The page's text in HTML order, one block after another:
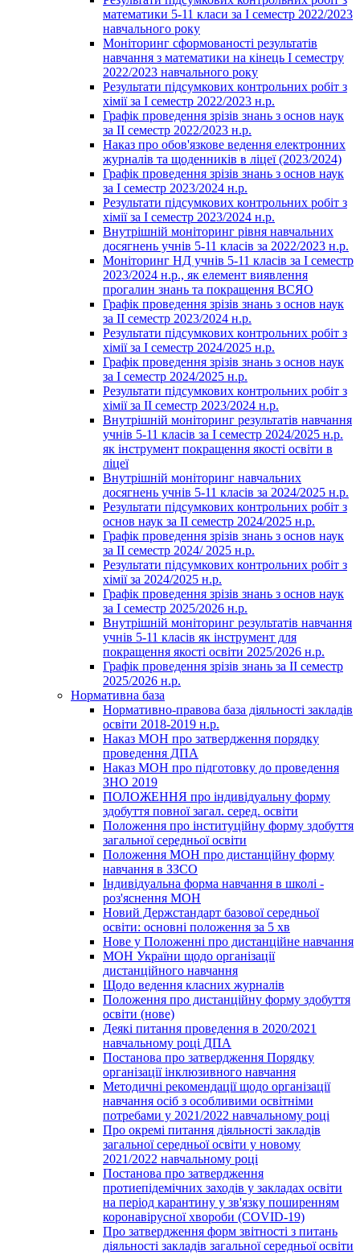
математики 5-11 класи за І семестр 2022/2023
навчального року
Моніторинг сформованості результатів
навчання з математики на кінець І семестру
2022/2023 навчального року
Результати підсумкових контрольних робіт з
хімії за І семестр 2022/2023 н.р.
Графік проведення зрізів знань з основ наук
за ІІ семестр 2022/2023 н.р.
Наказ про обов'язкове ведення електронних
журналів та щоденників в ліцеї (2023/2024)
Графік проведення зрізів знань з основ наук
за І семестр 2023/2024 н.р.
Результати підсумкових контрольних робіт з
хімії за І семестр 2023/2024 н.р.
Внутрішній моніторинг рівня навчальних
досягнень учнів 5-11 класів за 2022/2023 н.р.
Моніторинг НД учнів 5-11 класів за І семестр
2023/2024 н.р., як елемент виявлення
прогалин знань та покращення ВСЯО
Графік проведення зрізів знань з основ наук
за ІІ семестр 2023/2024 н.р.
Результати підсумкових контрольних робіт з
хімії за І семестр 2024/2025 н.р.
Графік проведення зрізів знань з основ наук
за І семестр 2024/2025 н.р.
Результати підсумкових контрольних робіт з
хімії за ІІ семестр 2023/2024 н.р.
Внутрішній моніторинг результатів навчання
учнів 5-11 класів за І семестр 2024/2025 н.р.
як інструмент покращення якості освіти в
ліцеї
Внутрішній моніторинг навчальних
досягнень учнів 5-11 класів за 2024/2025 н.р.
Результати підсумкових контрольних робіт з
основ наук за ІІ семестр 2024/2025 н.р.
Графік проведення зрізів знань з основ наук
за ІІ семестр 2024/ 2025 н.р.
Результати підсумкових контрольних робіт з
хімії за 2024/2025 н.р.
Графік проведення зрізів знань з основ наук
за І семестр 2025/2026 н.р.
Внутрішній моніторинг результатів навчання
учнів 5-11 класів як інструмент для
покращення якості освіти 2025/2026 н.р.
Графік проведення зрізів знань за ІІ семестр
2025/2026 н.р.
Нормативна база
Нормативно-правова база діяльності закладів
освіти 2018-2019 н.р.
Наказ МОН про затвердження порядку
проведення ДПА
Наказ МОН про підготовку до проведення
ЗНО 2019
ПОЛОЖЕННЯ про індивідуальну форму
здобуття повної загал. серед. освіти
Положення про інституційну форму здобуття
загальної середньої освіти
Положення МОН про дистанційну форму
навчання в ЗЗСО
Індивідуальна форма навчання в школі -
роз'яснення МОН
Новий Держстандарт базової середньої
освіти: основні положення за 5 хв
Нове у Положенні про дистанційне навчання
МОН України щодо організації
дистанційного навчання
Щодо ведення класних журналів
Положення про дистанційну форму здобуття
освіти (нове)
Деякі питання проведення в 2020/2021
навчальному році ДПА
Постанова про затвердження Порядку
організації інклюзивного навчання
Методичні рекомендації щодо організації
навчання осіб з особливими освітніми
потребами у 2021/2022 навчальному році
Про окремі питання діяльності закладів
загальної середньої освіти у новому
2021/2022 навчальному році
Постанова про затвердження
протиепідемічних заходів у закладах освіти
на період карантину у зв'язку поширенням
коронавірусної хвороби (COVID-19)
Про затвердження форм звітності з питань
діяльності закладів загальної середньої освіти